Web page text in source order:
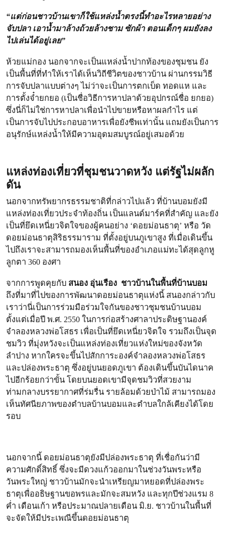
“แต่ก่อนชาวบ้านเขาก็ใช้แหล่งน้ำตรงนี้ทำอะไรหลายอย่าง
จับปลา เอาน้ำมาล้างถ้วยล้างชาม ซักผ้า ตอนเด็กๆ ผมยังลง
ไปเล่นได้อยู่เลย”
ห้วยแม่กอง นอกจากจะเป็นแหล่งน้ำปากท้องของชุมชน ยัง
เป็นพื้นที่ที่ทำให้เราได้เห็นวิถีชีวิตของชาวบ้าน ผ่านกรรมวิธี
การจับปลาแบบต่างๆ ไม่ว่าจะเป็นการตกเบ็ด ทอดแห และ
การตั้งจ๋ำยกยอ (เป็นชื่อวิธีการหาปลาด้วยอุปกรณ์ชื่อ ยกยอ)
ซึ่งนี่ก็ไม่ใช่การหาปลาเพื่อนำไปขายหรือหาผลกำไร แต่
เป็นการจับไปประกอบอาหารเพื่อยังชีพเท่านั้น แถมยังเป็นการ
อนุรักษ์แหล่งน้ำให้มีความอุดมสมบูรณ์อยู่เสมอด้วย
แหล่งท่องเที่ยวที่ชุมชนวาดหวัง แต่รัฐไม่ผลัก
ดัน
นอกจากทรัพยากรธรรมชาติที่กล่าวไปแล้ว ที่บ้านบอมยังมี
แหล่งท่องเที่ยวประจำท้องถิ่น เป็นแลนด์มาร์คที่สำคัญ และยัง
เป็นที่ยึดเหนี่ยวจิตใจของผู้คนอย่าง ‘ดอยม่อนธาตุ’ หรือ วัด
ดอยม่อนธาตุสิริธรรมาราม ที่ตั้งอยู่บนภูเขาสูง ที่เมื่อเดินขึ้น
ไปถึงเราจะสามารถมองเห็นพื้นที่ของอำเภอแม่ทะได้สุดลูกหู
ลูกตา 360 องศา
จากการพูดคุยกับ สนอง อุ่นเรือง ชาวบ้านในพื้นที่บ้านบอม
ถึงที่มาที่ไปของการพัฒนาดอยม่อนธาตุแห่งนี้ สนองกล่าวกับ
เราว่านี่เป็นการร่วมมือร่วมใจกันของชาวชุมชนบ้านบอม
ตั้งแต่เมื่อปี พ.ศ. 2550 ในการก่อสร้างศาลาประดิษฐานองค์
จำลองหลวงพ่อโสธร เพื่อเป็นที่ยึดเหนี่ยวจิตใจ รวมถึงเป็นจุด
ชมวิว ที่มุ่งหวังจะเป็นแหล่งท่องเที่ยวแห่งใหม่ของจังหวัด
ลำปาง หากใครจะขึ้นไปสักการะองค์จำลองหลวงพ่อโสธร
และปล่องพระธาตุ ซึ่งอยู่บนยอดภูเขา ต้องเดินขึ้นบันไดนาค
ไปอีกร้อยกว่าขั้น โดยบนยอดเขามีจุดชมวิวที่สวยงาม
ท่ามกลางบรรยากาศที่ร่มรื่น รายล้อมด้วยป่าไม้ สามารถมอง
เห็นทัศนียภาพของตำบลบ้านบอมและตำบลใกล้เคียงได้โดย
รอบ
นอกจากนี้ ดอยม่อนธาตุยังมีปล่องพระธาตุ ที่เชื่อกันว่ามี
ความศักดิ์สิทธิ์ ซึ่งจะมีดวงแก้วออกมาในช่วงวันพระหรือ
วันพระใหญ่ ชาวบ้านมักจะนำเหรียญมาหยอดที่ปล่องพระ
ธาตุเพื่ออธิษฐานขอพรและมักจะสมหวัง และทุกปีช่วงแรม 8
ค่ำ เดือนเก้า หรือประมาณปลายเดือน มิ.ย. ชาวบ้านในพื้นที่
จะจัดให้มีประเพณีขึ้นดอยม่อนธาตุ